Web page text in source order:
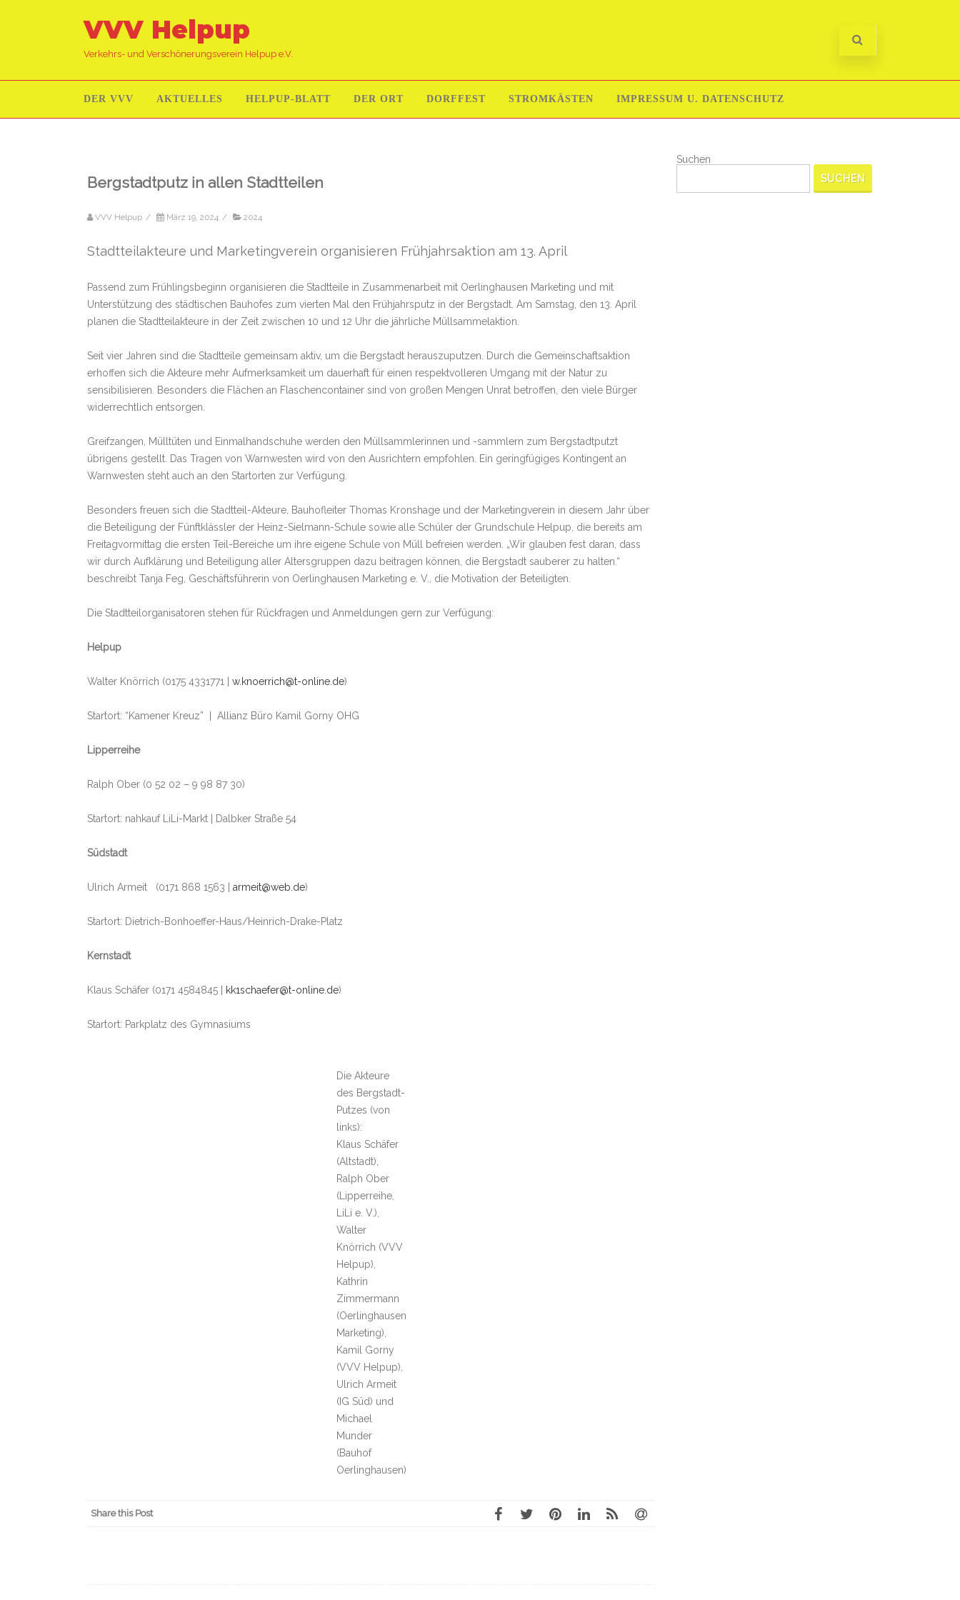
VVV Helpup
Verkehrs- und Verschönerungsverein Helpup e.V.
DER VVV AKTUELLES HELPUP-BLATT DER ORT DORFFEST STROMKÄSTEN IMPRESSUM U. DATENSCHUTZ
Bergstadtputz in allen Stadtteilen
VVV Helpup / März 19, 2024 / 2024
Stadtteilakteure und Marketingverein organisieren Frühjahrsaktion am 13. April
Passend zum Frühlingsbeginn organisieren die Stadtteile in Zusammenarbeit mit Oerlinghausen Marketing und mit
Unterstützung des städtischen Bauhofes zum vierten Mal den Frühjahrsputz in der Bergstadt. Am Samstag, den 13. April
planen die Stadtteilakteure in der Zeit zwischen 10 und 12 Uhr die jährliche Müllsammelaktion.
Seit vier Jahren sind die Stadtteile gemeinsam aktiv, um die Bergstadt herauszuputzen. Durch die Gemeinschaftsaktion
erhoffen sich die Akteure mehr Aufmerksamkeit um dauerhaft für einen respektvolleren Umgang mit der Natur zu
sensibilisieren. Besonders die Flächen an Flaschencontainer sind von großen Mengen Unrat betroffen, den viele Bürger
widerrechtlich entsorgen.
Greifzangen, Mülltüten und Einmalhandschuhe werden den Müllsammlerinnen und -sammlern zum Bergstadtputzt
übrigens gestellt. Das Tragen von Warnwesten wird von den Ausrichtern empfohlen. Ein geringfügiges Kontingent an
Warnwesten steht auch an den Startorten zur Verfügung.
Besonders freuen sich die Stadtteil-Akteure, Bauhofleiter Thomas Kronshage und der Marketingverein in diesem Jahr über
die Beteiligung der Fünftklässler der Heinz-Sielmann-Schule sowie alle Schüler der Grundschule Helpup, die bereits am
Freitagvormittag die ersten Teil-Bereiche um ihre eigene Schule von Müll befreien werden. „Wir glauben fest daran, dass
wir durch Aufklärung und Beteiligung aller Altersgruppen dazu beitragen können, die Bergstadt sauberer zu halten.“
beschreibt Tanja Feg, Geschäftsführerin von Oerlinghausen Marketing e. V., die Motivation der Beteiligten.
Die Stadtteilorganisatoren stehen für Rückfragen und Anmeldungen gern zur Verfügung:
Helpup
Walter Knörrich (0175 4331771 | w.knoerrich@t-online.de)
Startort: “Kamener Kreuz” | Allianz Büro Kamil Gorny OHG
Lipperreihe
Ralph Ober (0 52 02 – 9 98 87 30)
Startort: nahkauf LiLi-Markt | Dalbker Straße 54
Südstadt
Ulrich Armeit (0171 868 1563 | armeit@web.de)
Startort: Dietrich-Bonhoeffer-Haus/Heinrich-Drake-Platz
Kernstadt
Klaus Schäfer (0171 4584845 | kk1schaefer@t-online.de)
Startort: Parkplatz des Gymnasiums
Die Akteure
des Bergstadt-
Putzes (von
links):
Klaus Schäfer
(Altstadt),
Ralph Ober
(Lipperreihe,
LiLi e. V.),
Walter
Knörrich (VVV
Helpup),
Kathrin
Zimmermann
(Oerlinghausen
Marketing),
Kamil Gorny
(VVV Helpup),
Ulrich Armeit
(IG Süd) und
Michael
Munder
(Bauhof
Oerlinghausen)
Share this Post
Suchen
SUCHEN